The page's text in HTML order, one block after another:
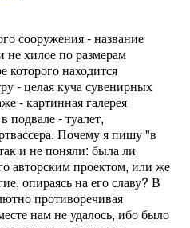
сооружения - название
не хилое по размерам
которого находится
- целая куча сувенирных
- картинная галерея
подвале - туалет,
Почему я пишу "в
и не поняли: была ли
авторским проектом, или же
опираясь на его славу? В
противоречивая
нам не удалось, ибо было